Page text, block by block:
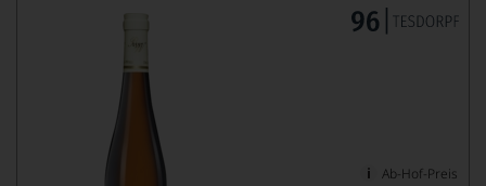
Ab-Hof-Preis